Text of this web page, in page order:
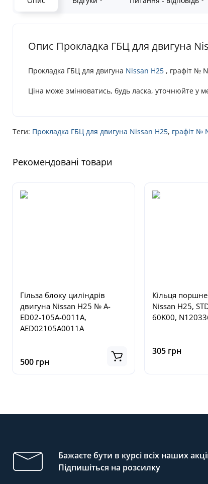
Опис Прокладка ГБЦ для двигуна
Прокладка ГБЦ для двигуна Nissan H25 , графіт №
Ціна може змінюватись, будь ласка, уточнюйте у
Теги: Прокладка ГБЦ для двигуна Nissan H25, графіт №
Рекомендовані товари
Гільза блоку циліндрів
двигуна Nissan H25 № A-
ED02-105A-0011A,
AED02105A0011A
500 грн
Кільця
Nissan H25,
60K00,
305 грн
Бажаєте бути в курсі всіх наших
Підпишіться на розсилку